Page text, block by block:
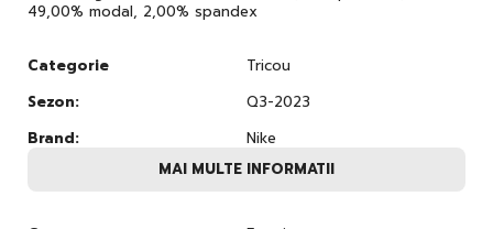
49,00% modal, 2,00% spandex
Categorie
Tricou
Sezon:
Q3-2023
Brand:
Nike
MAI MULTE INFORMATII